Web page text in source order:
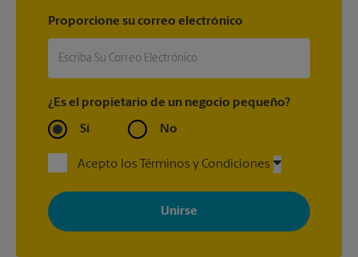
Proporcione su correo electrónico
¿Es el propietario de un negocio pequeño?
Sí No
Acepto los Términos y Condiciones
Al registrarse, acepta recibir correos electrónicos de The UPS
Store con noticias, ofertas especiales, promociones y mensajes
adaptados a sus intereses. Puede darse de baja en cualquier
momento. Para más información, consulte nuestra política de